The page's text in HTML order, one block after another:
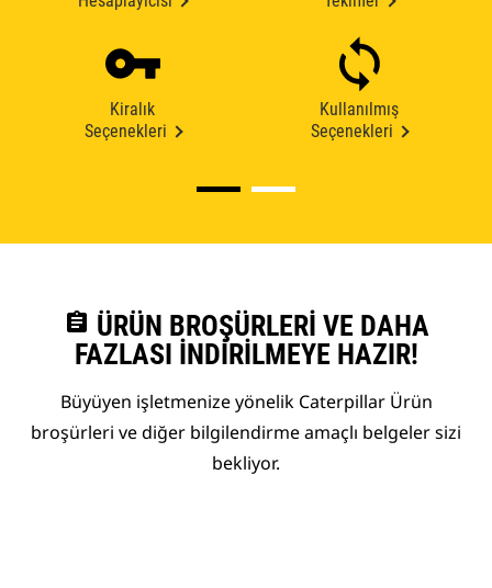
Kiralık
Seçenekleri
Kullanılmış
Seçenekleri
assignment ÜRÜN BROŞÜRLERI VE DAHA
FAZLASI İNDIRILMEYE HAZIR!
Büyüyen işletmenize yönelik Caterpillar Ürün
broşürleri ve diğer bilgilendirme amaçlı belgeler sizi
bekliyor.